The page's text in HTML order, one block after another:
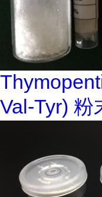
Val-Tyr) 粉